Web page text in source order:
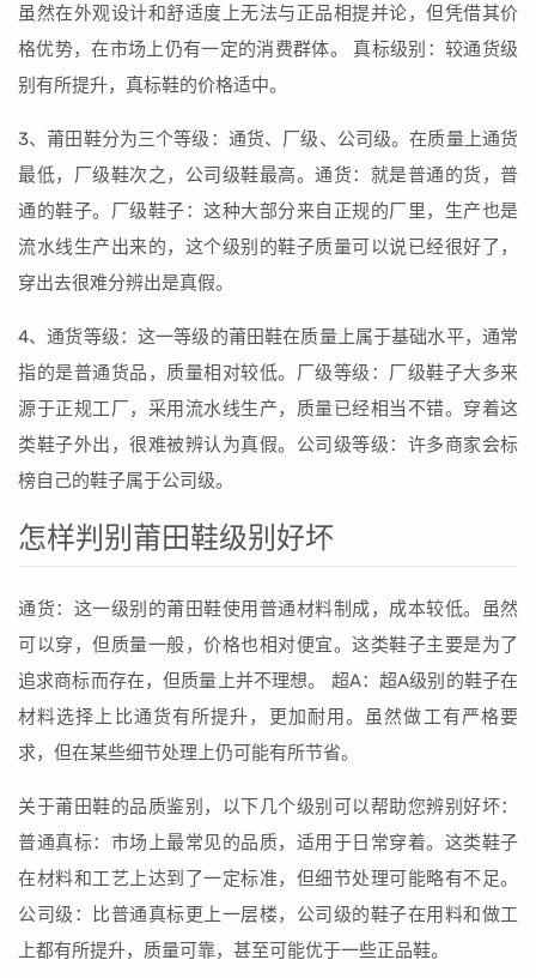
虽然在外观设计和舒适度上无法与正品相提并论，但凭借其价
格优势，在市场上仍有一定的消费群体。 真标级别：较通货级
别有所提升，真标鞋的价格适中。
3、莆田鞋分为三个等级：通货、厂级、公司级。在质量上通货
最低，厂级鞋次之，公司级鞋最高。通货：就是普通的货，普
通的鞋子。厂级鞋子：这种大部分来自正规的厂里，生产也是
流水线生产出来的，这个级别的鞋子质量可以说已经很好了，
穿出去很难分辨出是真假。
4、通货等级：这一等级的莆田鞋在质量上属于基础水平，通常
指的是普通货品，质量相对较低。厂级等级：厂级鞋子大多来
源于正规工厂，采用流水线生产，质量已经相当不错。穿着这
类鞋子外出，很难被辨认为真假。公司级等级：许多商家会标
榜自己的鞋子属于公司级。
怎样判别莆田鞋级别好坏
通货：这一级别的莆田鞋使用普通材料制成，成本较低。虽然
可以穿，但质量一般，价格也相对便宜。这类鞋子主要是为了
追求商标而存在，但质量上并不理想。 超A：超A级别的鞋子在
材料选择上比通货有所提升，更加耐用。虽然做工有严格要
求，但在某些细节处理上仍可能有所节省。
关于莆田鞋的品质鉴别，以下几个级别可以帮助您辨别好坏：
普通真标：市场上最常见的品质，适用于日常穿着。这类鞋子
在材料和工艺上达到了一定标准，但细节处理可能略有不足。
公司级：比普通真标更上一层楼，公司级的鞋子在用料和做工
上都有所提升，质量可靠，甚至可能优于一些正品鞋。